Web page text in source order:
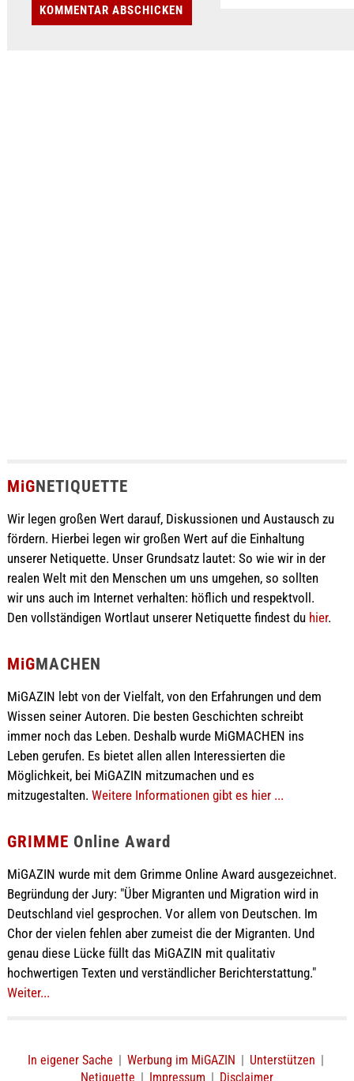
MiGNETIQUETTE
Wir legen großen Wert darauf, Diskussionen und Austausch zu
fördern. Hierbei legen wir großen Wert auf die Einhaltung
unserer Netiquette. Unser Grundsatz lautet: So wie wir in der
realen Welt mit den Menschen um uns umgehen, so sollten
wir uns auch im Internet verhalten: höflich und respektvoll.
Den vollständigen Wortlaut unserer Netiquette findest du hier.
MiGMACHEN
MiGAZIN lebt von der Vielfalt, von den Erfahrungen und dem
Wissen seiner Autoren. Die besten Geschichten schreibt
immer noch das Leben. Deshalb wurde MiGMACHEN ins
Leben gerufen. Es bietet allen allen Interessierten die
Möglichkeit, bei MiGAZIN mitzumachen und es
mitzugestalten. Weitere Informationen gibt es hier ...
GRIMME Online Award
MiGAZIN wurde mit dem Grimme Online Award ausgezeichnet.
Begründung der Jury: "Über Migranten und Migration wird in
Deutschland viel gesprochen. Vor allem von Deutschen. Im
Chor der vielen fehlen aber zumeist die der Migranten. Und
genau diese Lücke füllt das MiGAZIN mit qualitativ
hochwertigen Texten und verständlicher Berichterstattung."
Weiter...
In eigener Sache | Werbung im MiGAZIN | Unterstützen |
Netiquette | Impressum | Disclaimer